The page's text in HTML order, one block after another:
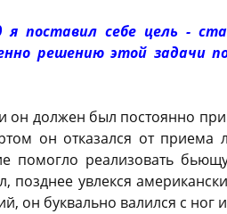
я поставил себе цель -
решению этой задачи
он должен был постоянно
он отказался от приема
помогло реализовать
позднее увлекся
он буквально валился с